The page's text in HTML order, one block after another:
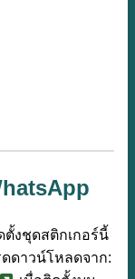
ตั้งชุดสติกเกอร์นี้
ดาวน์โหลดจาก: